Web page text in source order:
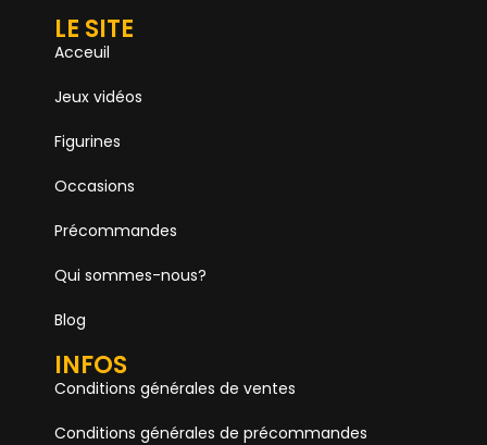
LE SITE
Acceuil
Jeux vidéos
Figurines
Occasions
Précommandes
Qui sommes-nous?
Blog
INFOS
Conditions générales de ventes
Conditions générales de précommandes